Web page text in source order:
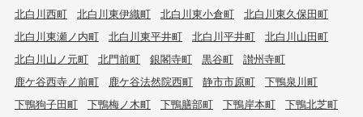
北白川西町
北白川東伊織町 北白川東小倉町
北白川東久保田町
北白川東瀬ノ内町
北白川東平井町 北白川平井町
北白川山田町
北白川山ノ元町
北門前町 銀閣寺町 黒谷町
讃州寺町
鹿ケ谷西寺ノ前町
鹿ケ谷法然院西町 静市市原町
下鴨泉川町
下鴨狗子田町
下鴨梅ノ木町 下鴨膳部町 下鴨岸本町
下鴨北芝町